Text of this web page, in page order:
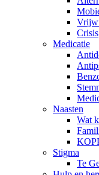
Crisis
Medicatie
Naasten
Wat
Stigma
Te